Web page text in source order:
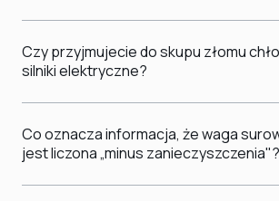
Czy przyjmujecie do skupu złomu
silniki elektryczne?
Co oznacza informacja, że waga
jest liczona „minus zanieczyszczenia"?